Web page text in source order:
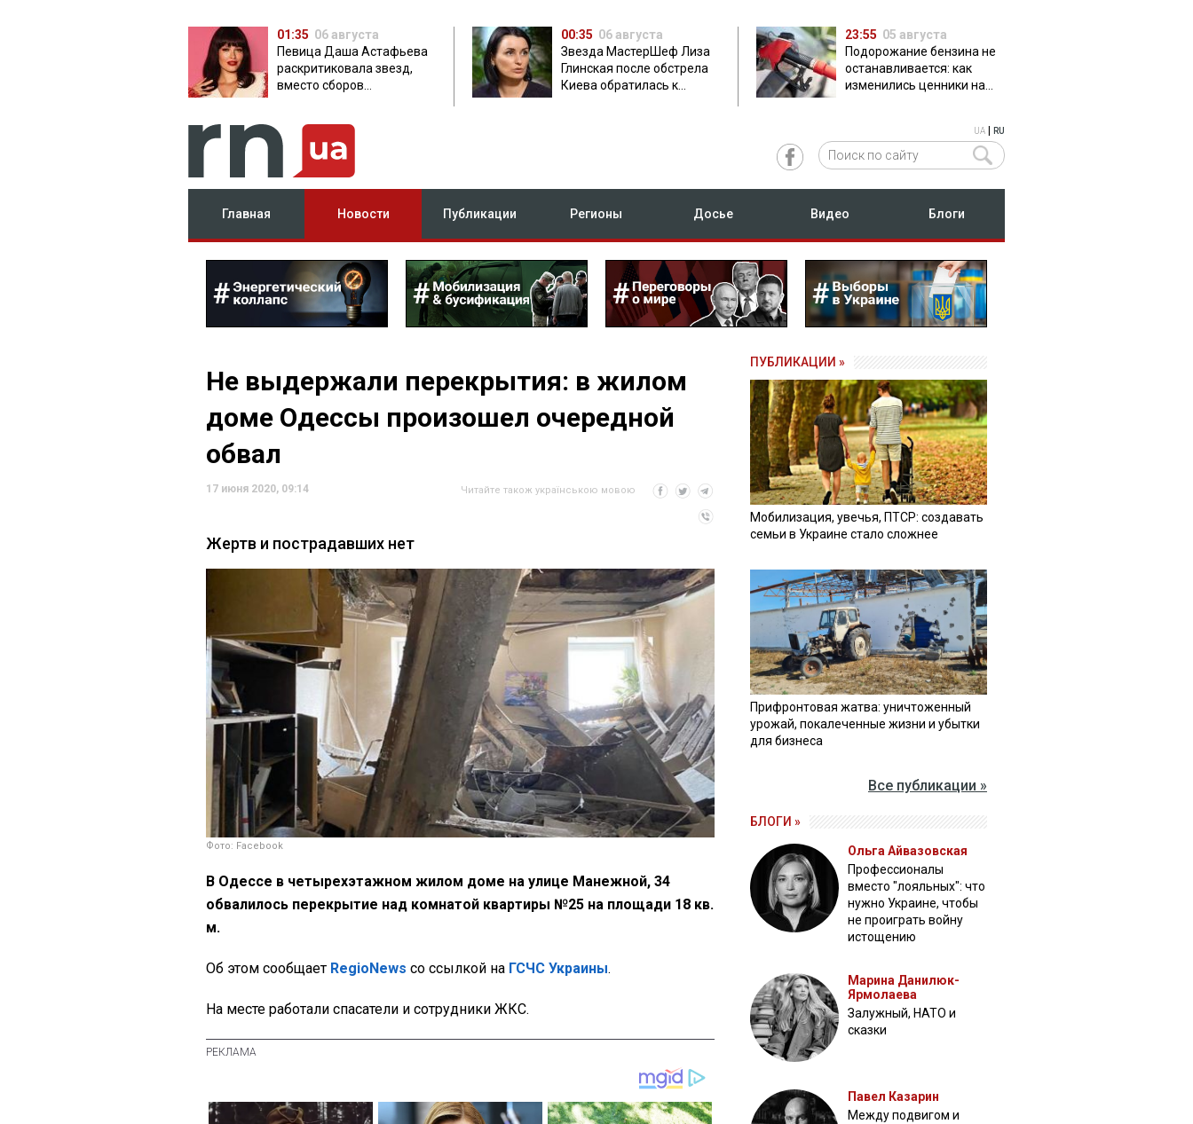
01:35 06 августа
Певица Даша Астафьева
раскритиковала звезд,
вместо сборов
00:35 06 августа
Звезда МастерШеф Лиза
Глинская после обстрела
Киева обратилась к
23:55 05 августа
Подорожание бензина не
останавливается: как
изменились ценники на
UA RU
Главная Новости Публикации Регионы Досье Видео Блоги
Не выдержали перекрытия: в жилом
доме Одессы произошел очередной
обвал
17 июня 2020, 09:14 Читайте також українською мовою
Жертв и пострадавших нет
Фото: Facebook
В Одессе в четырехэтажном жилом доме на улице Манежной, 34
обвалилось перекрытие над комнатой квартиры №25 на площади 18 кв.
м.
Об этом сообщает RegioNews со ссылкой на ГСЧС Украины.
На месте работали спасатели и сотрудники ЖКС.
ПУБЛИКАЦИИ »
Мобилизация, увечья, ПТСР: создавать
семьи в Украине стало сложнее
Прифронтовая жатва: уничтоженный
урожай, покалеченные жизни и убытки
для бизнеса
Все публикации »
БЛОГИ »
Ольга Айвазовская
Профессионалы
вместо "лояльных": что
нужно Украине, чтобы
не проиграть войну
истощению
Марина Данилюк-
Ярмолаева
Залужный, НАТО и
сказки
Павел Казарин
Между подвигом и